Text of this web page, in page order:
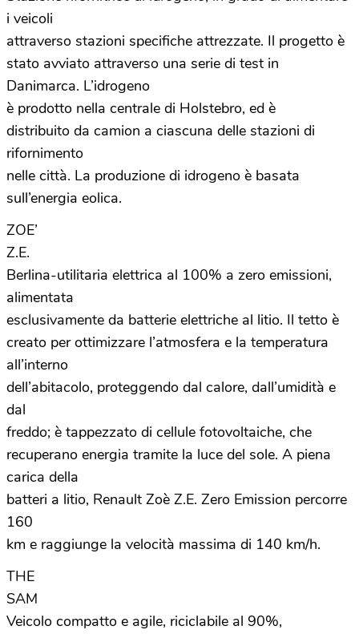
i veicoli
attraverso stazioni specifiche attrezzate. Il progetto è
stato avviato attraverso una serie di test in
Danimarca. L’idrogeno
è prodotto nella centrale di Holstebro, ed è
distribuito da camion a ciascuna delle stazioni di
rifornimento
nelle città. La produzione di idrogeno è basata
sull’energia eolica.
ZOE’
Z.E.
Berlina-utilitaria elettrica al 100% a zero emissioni,
alimentata
esclusivamente da batterie elettriche al litio. Il tetto è
creato per ottimizzare l’atmosfera e la temperatura
all’interno
dell’abitacolo, proteggendo dal calore, dall’umidità e
dal
freddo; è tappezzato di cellule fotovoltaiche, che
recuperano energia tramite la luce del sole. A piena
carica della
batteri a litio, Renault Zoè Z.E. Zero Emission percorre
160
km e raggiunge la velocità massima di 140 km/h.
THE
SAM
Veicolo compatto e agile, riciclabile al 90%,